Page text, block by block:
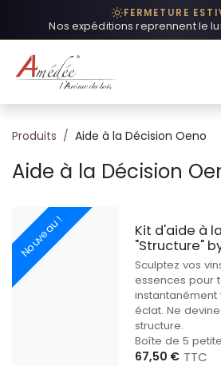
Se rendre au contenuFERMETURE
Nos expéditions reprennent le
Produits Aide à la Décision Oeno
Aide à la Décision
Nouveau !
Kit d'aide à
"Structure"
Sculptez vos
essences pour
instantanément
éclat. Ne
structure.
Boîte de 5
67,50 € TTC